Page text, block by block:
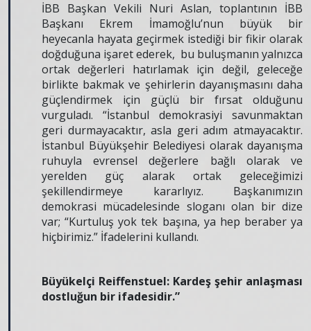
İBB Başkan Vekili Nuri Aslan, toplantının İBB
Başkanı Ekrem İmamoğlu’nun büyük bir
heyecanla hayata geçirmek istediği bir fikir olarak
doğduğuna işaret ederek, bu buluşmanın yalnızca
ortak değerleri hatırlamak için değil, geleceğe
birlikte bakmak ve şehirlerin dayanışmasını daha
güçlendirmek için güçlü bir fırsat olduğunu
vurguladı. “İstanbul demokrasiyi savunmaktan
geri durmayacaktır, asla geri adım atmayacaktır.
İstanbul Büyükşehir Belediyesi olarak dayanışma
ruhuyla evrensel değerlere bağlı olarak ve
yerelden güç alarak ortak geleceğimizi
şekillendirmeye kararlıyız. Başkanımızın
demokrasi mücadelesinde sloganı olan bir dize
var; “Kurtuluş yok tek başına, ya hep beraber ya
hiçbirimiz.” İfadelerini kullandı.
Büyükelçi Reiffenstuel: Kardeş şehir anlaşması
dostluğun bir ifadesidir.”